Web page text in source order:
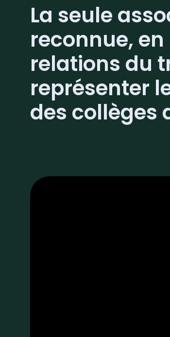
La seule
reconnue,
relations du
représenter
des collèges